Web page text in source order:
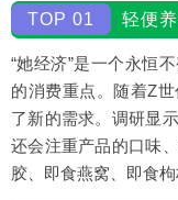
TOP 01 轻便
“她经济”是一个永恒
的消费重点。随着Z
了新的需求。调研显
还会注重产品的口味
胶、即食燕窝、即食